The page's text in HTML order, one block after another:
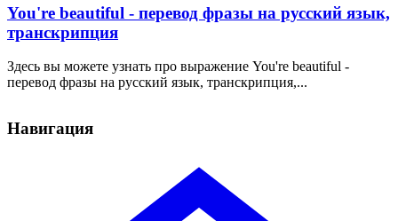
You're beautiful - перевод фразы на русский язык,
транскрипция
Здесь вы можете узнать про выражение You're beautiful -
перевод фразы на русский язык, транскрипция,...
Навигация